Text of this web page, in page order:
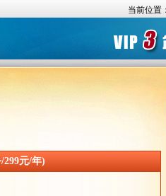
当前位置：
元/年)